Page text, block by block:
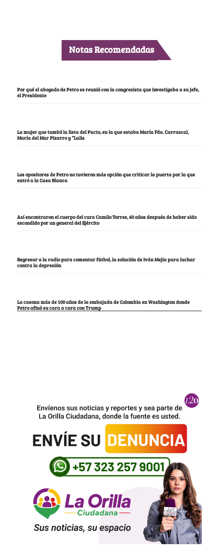
Notas Recomendadas
Por qué el abogado de Petro se reunió con la congresista que investigaba a su jefe,
el Presidente
La mujer que tumbó la lista del Pacto, en la que estaba María Fda. Carrascal,
María del Mar Pizarro y “Lalis
Los opositores de Petro no tuvieron más opción que criticar la puerta por la que
entró a la Casa Blanca
Así encontraron el cuerpo del cura Camilo Torres, 60 años después de haber sido
escondido por un general del Ejército
Regresar a la radio para comentar fútbol, la solución de Iván Mejía para luchar
contra la depresión
La casona más de 100 años de la embajada de Colombia en Washington donde
Petro afinó su cara a cara con Trump